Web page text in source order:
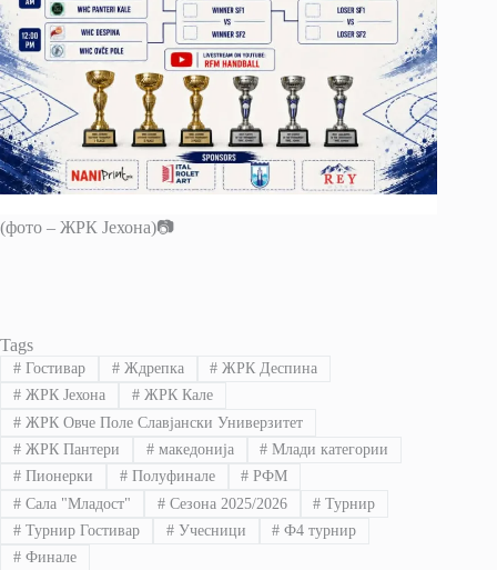
(фото – ЖРК Јехона)📷
Tags
#Гостивар #Ждрепка # ЖРК Деспина
#ЖРК Јехона #ЖРК Кале
#ЖРК Овче Поле Славјански Универзитет
#ЖРК Пантери #македонија # Млади категории
#Пионерки #Полуфинале # РФМ
#Сала "Младост" #Сезона 2025/2026 # Турнир
#Турнир Гостивар #Учесници # Ф4 турнир
#Финале